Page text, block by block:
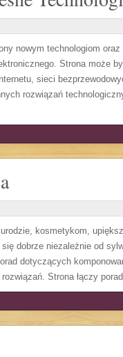
nowym technologiom
Strona może
sieci
rozwiązań
kosmetykom,
dobrze niezależnie od
dotyczących
Strona łączy